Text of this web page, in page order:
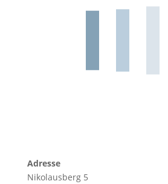
Adresse
Nikolausberg 5